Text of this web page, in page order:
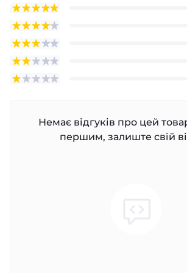
Немає відгуків про цей
першим, залиште свій